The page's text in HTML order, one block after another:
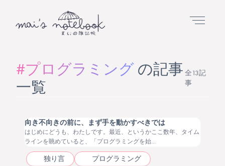
#プログラミング の記事
一覧
全13記
事
2026.04.29
向き不向きの前に、まず手を動かすべきでは
はじめにどうも、わたしです。最近、というかここ数年、タイム
ラインを眺めていると、「プログラミングを始...
独り言 プログラミング